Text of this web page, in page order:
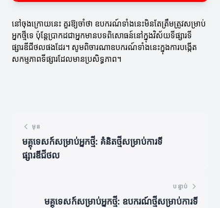
នៅចុងក្រោយនេះ គួរឱ្យចាំថា ឧបករណ៍ទាំងនេះមិនតែត្រឹមត្រូវសម្រាប់
អ្នកថ្មីទេ ប៉ុន្តែប្រាកដជាអ្នកមានបទពិសោធន៍នៅក្នុងវិស័យទីផ្សារទី
ផ្សារឌីជីថលផងដែរ។ សូមពិចារណាឧបករណ៍ទាំងនេះក្នុងការបង្កើត
សកម្មភាពទីផ្សារដែលមានប្រសិទ្ធភាព។
មុន
មគ្គុទេសក៍សម្រាប់អ្នកថ្មី: គំនិតថ្មីសម្រាប់ការទី
ផ្សារឌីជីថល
បន្ទាប់
មគ្គុទេសក៍សម្រាប់អ្នកថ្មី: ឧបករណ៍ថ្មីសម្រាប់ការទី